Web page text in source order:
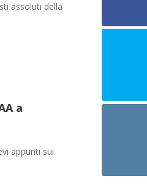
assoluti della
a
appunti sui